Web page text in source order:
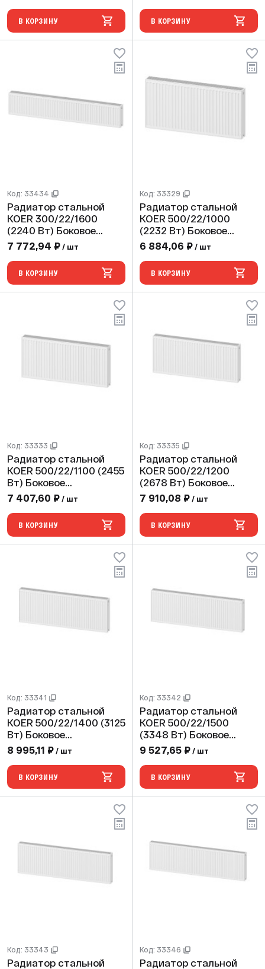
В КОРЗИНУ В КОРЗИНУ
Код: 33434
Радиатор стальной
KOER 300/22/1600
(2240 Вт) Боковое
подключение
7 772,94 ₽ / шт
В КОРЗИНУ
Код: 33329
Радиатор стальной
KOER 500/22/1000
(2232 Вт) Боковое
подключение
6 884,06 ₽ / шт
В КОРЗИНУ
Код: 33333
Радиатор стальной
KOER 500/22/1100 (2455
Вт) Боковое
подключение
7 407,60 ₽ / шт
В КОРЗИНУ
Код: 33335
Радиатор стальной
KOER 500/22/1200
(2678 Вт) Боковое
подключение
7 910,08 ₽ / шт
В КОРЗИНУ
Код: 33341
Радиатор стальной
KOER 500/22/1400 (3125
Вт) Боковое
подключение
8 995,11 ₽ / шт
В КОРЗИНУ
Код: 33342
Радиатор стальной
KOER 500/22/1500
(3348 Вт) Боковое
подключение
9 527,65 ₽ / шт
В КОРЗИНУ
Код: 33343
Радиатор стальной
Код: 33346
Радиатор стальной